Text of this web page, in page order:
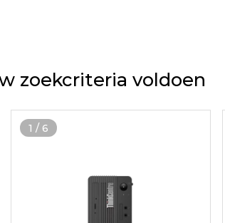
zoekcriteria voldoen
1 / 6